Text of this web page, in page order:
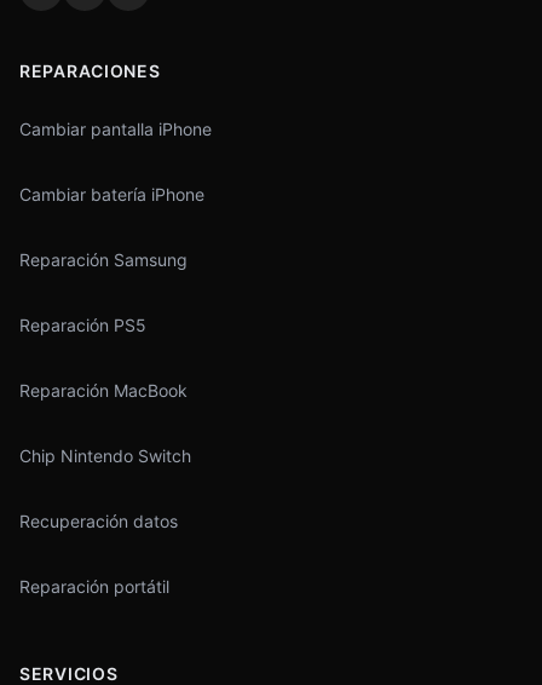
REPARACIONES
Cambiar pantalla iPhone
Cambiar batería iPhone
Reparación Samsung
Reparación PS5
Reparación MacBook
Chip Nintendo Switch
Recuperación datos
Reparación portátil
SERVICIOS